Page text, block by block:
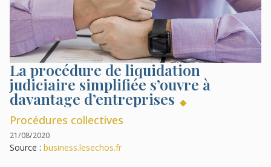
La procédure de liquidation
judiciaire simplifiée s’ouvre à
davantage d’entreprises
Procédures collectives
21/08/2020
Source : business.lesechos.fr